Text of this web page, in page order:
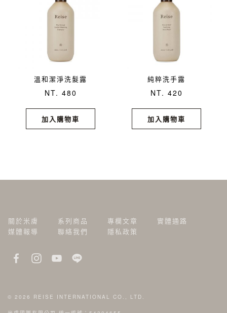
溫和潔淨洗髮露
NT. 480
加入購物車
純粹洗手露
NT. 420
加入購物車
關於米膚 系列商品 專欄文章
實體通路
媒體報導
聯絡我們 隱私政策
© 2026 REISE INTERNATIONAL CO., LTD.